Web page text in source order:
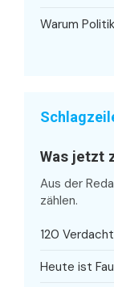
Warum
Was jetzt
Aus der
zählen.
120
Heute ist